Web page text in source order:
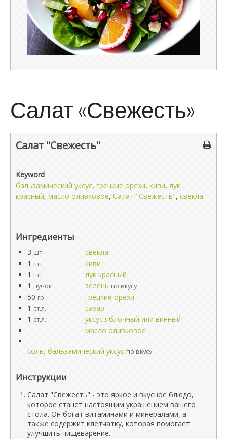
Салат «Свежесть»
Салат "Свежесть"
Keyword
бальзамический уксус, грецкие орехи, киви, лук
красный, масло оливковое, Салат "Свежесть", свекла
Ингредиенты
3 шт.
свекла
1 шт.
киви
1 шт.
лук красный
1 пучок зелень по вкусу
50 гр
грецкие орехи
1 ст.л.
сахар
1 ст.л.
уксус яблочный или винный
масло оливковое
соль, бальзамический уксус по вкусу
Инструкции
Салат "Свежесть" - это яркое и вкусное блюдо,
которое станет настоящим украшением вашего
стола. Он богат витаминами и минералами, а
также содержит клетчатку, которая помогает
улучшить пищеварение.